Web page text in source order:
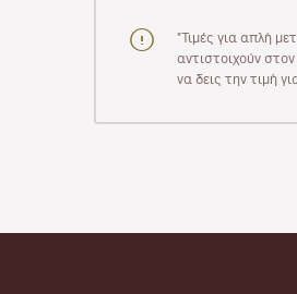
"Τιμές για απλή
αντιστοιχούν
να δεις την τιμή